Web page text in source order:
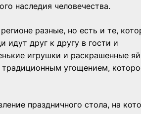
наследия человечества.
разные, но есть и те,
идут друг к другу в гости и
игрушки и раскрашенные
угощением,
праздничного стола, на